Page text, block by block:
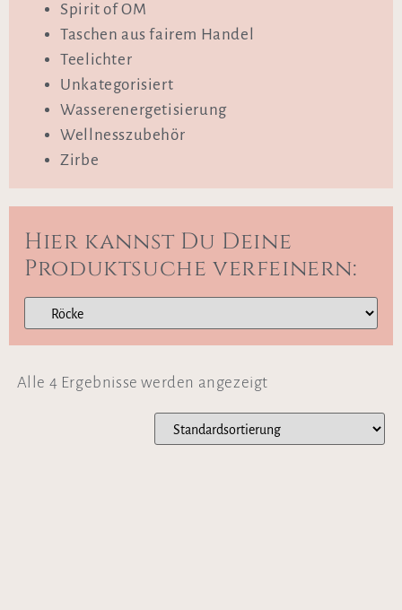
Spirit of OM
Taschen aus fairem Handel
Teelichter
Unkategorisiert
Wasserenergetisierung
Wellnesszubehör
Zirbe
Hier kannst Du Deine
Produktsuche verfeinern:
Alle 4 Ergebnisse werden angezeigt